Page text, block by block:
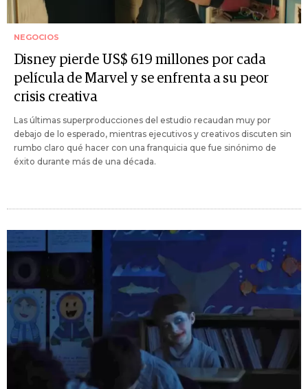
NEGOCIOS
Disney pierde US$ 619 millones por cada
película de Marvel y se enfrenta a su peor
crisis creativa
Las últimas superproducciones del estudio recaudan muy por
debajo de lo esperado, mientras ejecutivos y creativos discuten sin
rumbo claro qué hacer con una franquicia que fue sinónimo de
éxito durante más de una década.